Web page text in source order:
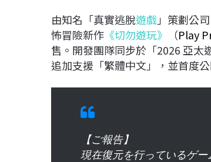
b
o
o
k
a
d
s
e
d
n
L
n
k
由知名「真實逃脫遊戲 」策劃公
怖冒險新作 《切勿遊玩》 （Play
售。開發團隊同步於「2026 亞太
追加支援「繁體中文」，並首度
【ご報告】
現在復元を行っているゲ